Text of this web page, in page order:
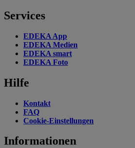
Services
EDEKA App
EDEKA Medien
EDEKA smart
EDEKA Foto
Hilfe
Kontakt
FAQ
Cookie-Einstellungen
Informationen